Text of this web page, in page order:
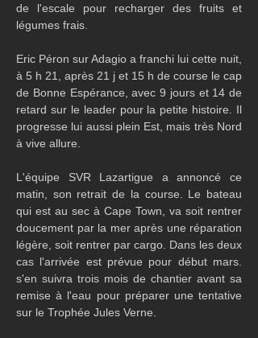
de l'escale pour recharger des fruits et
légumes frais.
Eric Péron sur Adagio a franchi lui cette nuit,
à 5 h 21, après 21 j et 15 h de course le cap
de Bonne Espérance, avec 9 jours et 14 de
retard sur le leader pour la petite histoire. Il
progresse lui aussi plein Est, mais très Nord
à vive allure.
L'équipe SVR Lazartigue a annoncé ce
matin, son retrait de la course. Le bateau
qui est au sec à Cape Town, va soit rentrer
doucement par la mer après une réparation
légère, soit rentrer par cargo. Dans les deux
cas l'arrivée est prévue pour début mars.
s'en suivra trois mois de chantier avant sa
remise à l'eau pour préparer une tentative
sur le Trophée Jules Verne.